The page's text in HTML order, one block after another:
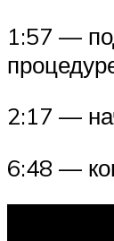
1:57 —
2:17 —
6:48 —